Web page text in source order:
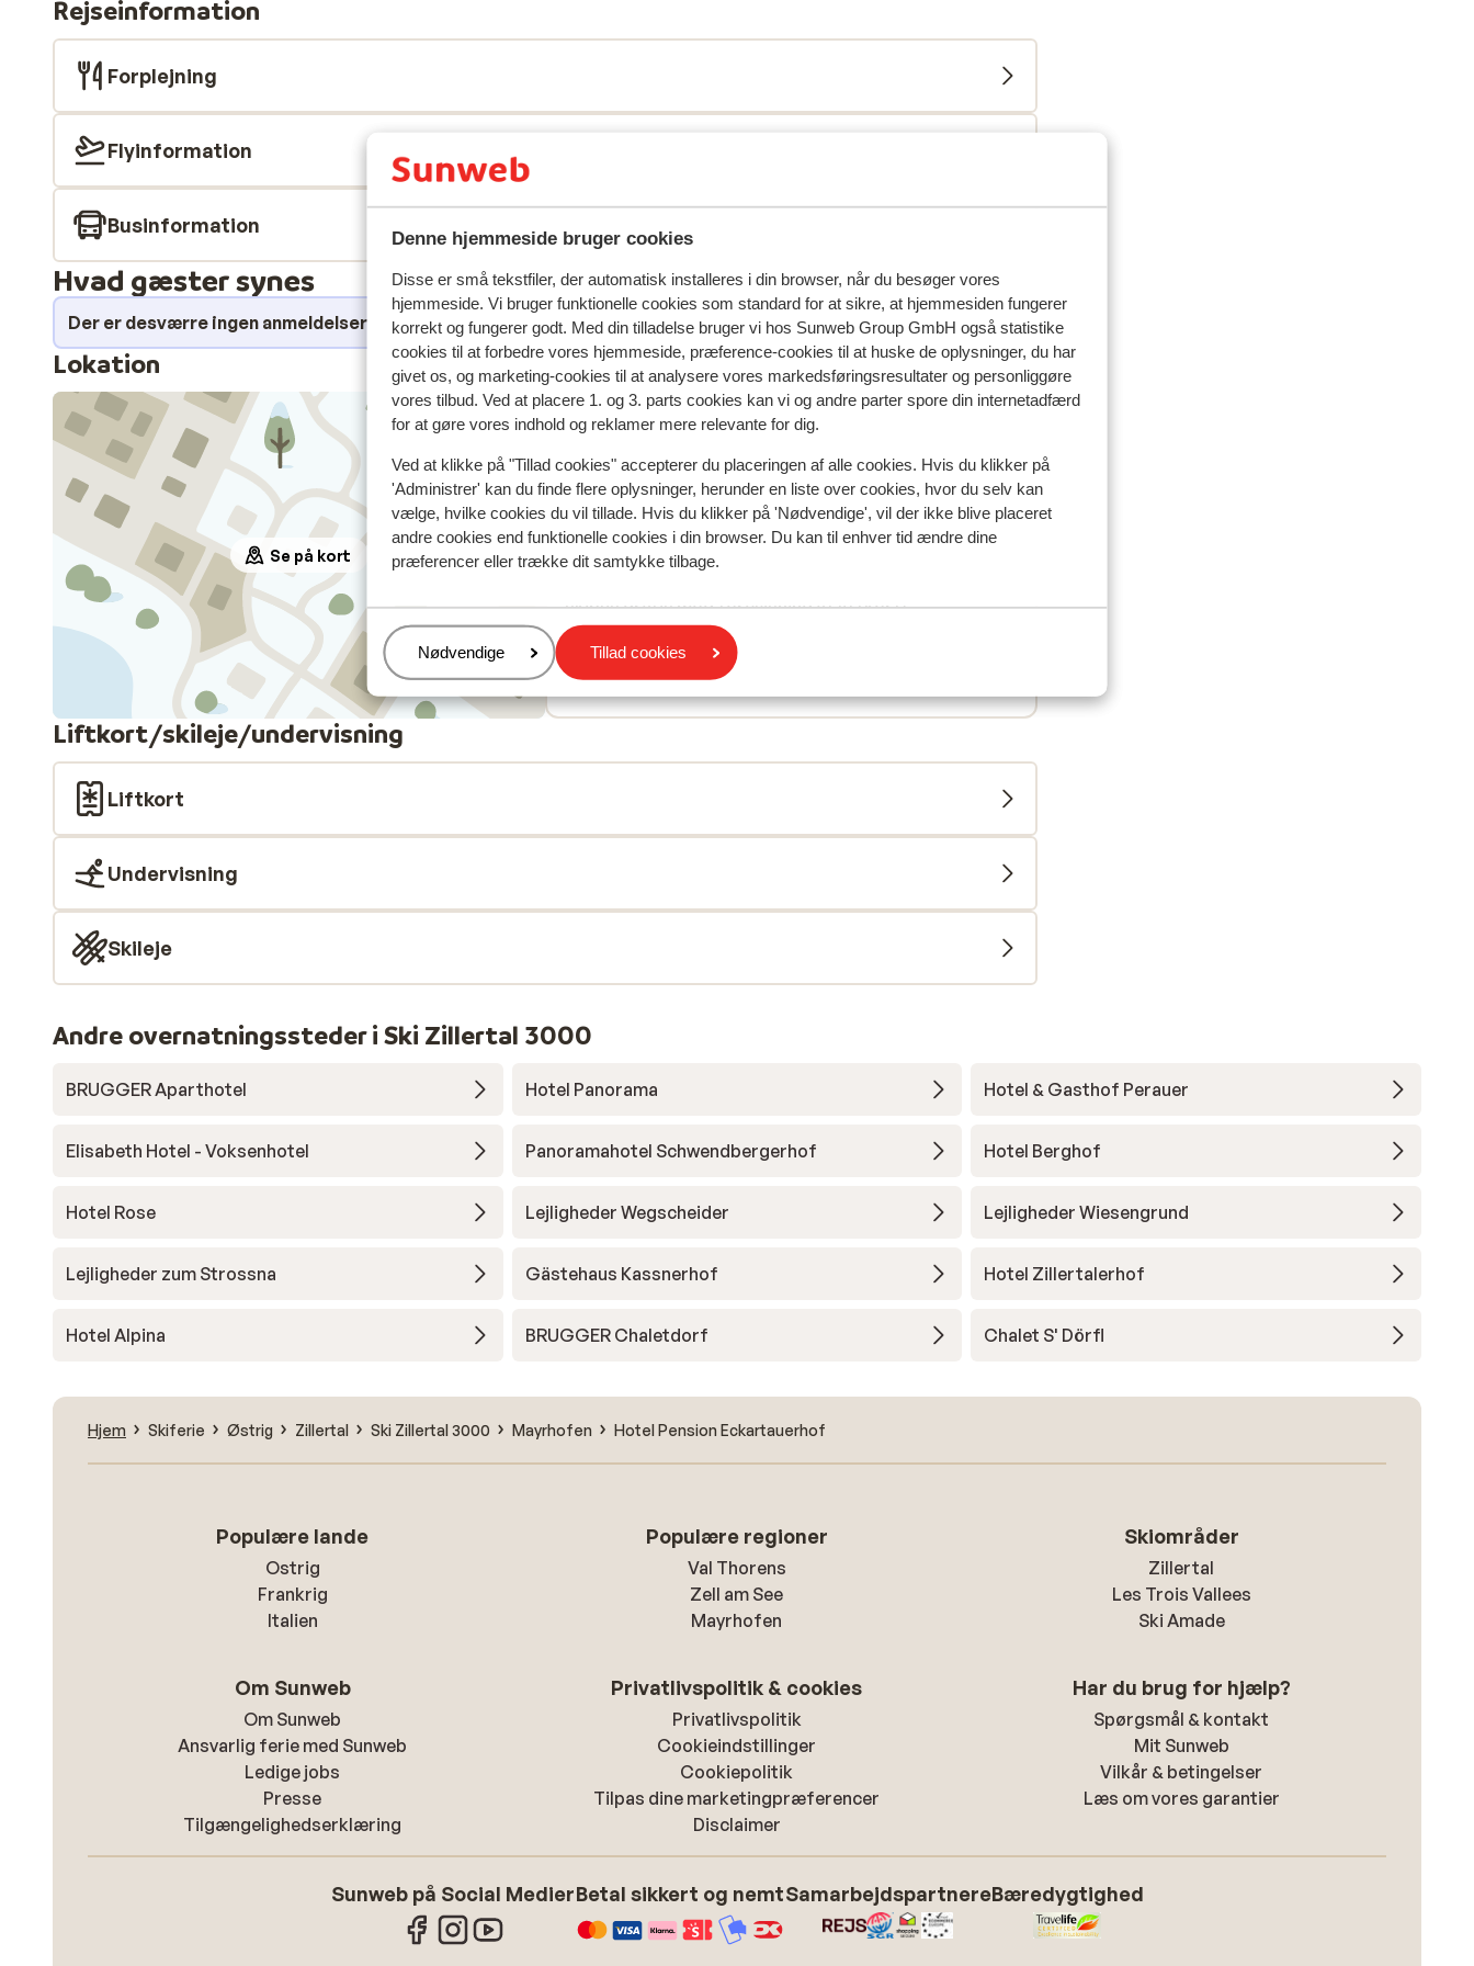
Denne hjemmeside bruger cookies
Disse er små tekstfiler, der automatisk installeres i din browser, når du besøger vores
hjemmeside. Vi bruger funktionelle cookies som standard for at sikre, at hjemmesiden fungerer
korrekt og fungerer godt. Med din tilladelse bruger vi hos Sunweb Group GmbH også statistike
cookies til at forbedre vores hjemmeside, præference-cookies til at huske de oplysninger, du har
givet os, og marketing-cookies til at analysere vores markedsføringsresultater og personliggøre
vores tilbud. Ved at placere 1. og 3. parts cookies kan vi og andre parter spore din internetadfærd
for at gøre vores indhold og reklamer mere relevante for dig.
Ved at klikke på "Tillad cookies" accepterer du placeringen af alle cookies. Hvis du klikker på
'Administrer' kan du finde flere oplysninger, herunder en liste over cookies, hvor du selv kan
vælge, hvilke cookies du vil tillade. Hvis du klikker på 'Nødvendige', vil der ikke blive placeret
andre cookies end funktionelle cookies i din browser. Du kan til enhver tid ændre dine
præferencer eller trække dit samtykke tilbage.
Administrer
Nødvendige Tillad cookies
Rejseinformation
Forplejning
Flyinformation
Businformation
Hvad gæster synes
Der er desværre ingen anmeldelser for dette overnatningssted i øjeblikket.
Lokation
Se på kort
I området
ramsau: ca. 2 kilometer
Afstand til lufthavn innsbruck: ca. 72 kilometer
Afstand til togstation zillertalbahn bichl: ca. 750
meter: Jenbach: ca. 30 kilometer
skibus gratis mod forevisning af liftkort)
Afstand til skilift horbergbahn: ca. 1,8 kilometer
Afstand til nærmeste butikker ca. 1,2 kilometer
Mellem mayrhofen og ramsau im zillertal
Liftkort/skileje/undervisning
Liftkort
Undervisning
Skileje
Andre overnatningssteder i Ski Zillertal 3000
BRUGGER Aparthotel Hotel Panorama Hotel & Gasthof Perauer
Elisabeth Hotel - Voksenhotel Panoramahotel Schwendbergerhof Hotel Berghof
Hotel Rose Lejligheder Wegscheider Lejligheder Wiesengrund
Lejligheder zum Strossna Gästehaus Kassnerhof Hotel Zillertalerhof
Hotel Alpina BRUGGER Chaletdorf Chalet S' Dörfl
Hjem Skiferie Østrig Zillertal Ski Zillertal 3000 Mayrhofen Hotel Pension Eckartauerhof
Populære lande
Ostrig
Frankrig
Italien
Populære regioner
Val Thorens
Zell am See
Mayrhofen
Skiområder
Zillertal
Les Trois Vallees
Ski Amade
Om Sunweb
Om Sunweb
Ansvarlig ferie med Sunweb
Ledige jobs
Presse
Tilgængelighedserklæring
Privatlivspolitik & cookies
Privatlivspolitik
Cookieindstillinger
Cookiepolitik
Tilpas dine marketingpræferencer
Disclaimer
Har du brug for hjælp?
Spørgsmål & kontakt
Mit Sunweb
Vilkår & betingelser
Læs om vores garantier
Sunweb på Social MedierBetal sikkert og nemtSamarbejdspartnereBæredygtighed